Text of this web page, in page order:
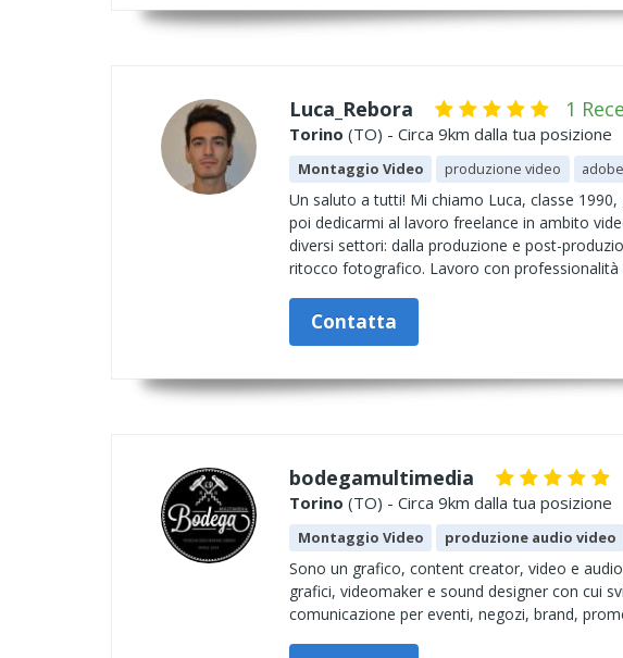
Luca_Rebora 1
Torino (TO) - Circa 9km dalla tua posizione
Montaggio Video produzione video
Un saluto a tutti! Mi chiamo Luca, classe
poi dedicarmi al lavoro freelance in ambito
diversi settori: dalla produzione e post-
ritocco fotografico. Lavoro con professionalità
Contatta
bodegamultimedia
Torino (TO) - Circa 9km dalla tua posizione
Montaggio Video produzione audio video
Sono un grafico, content creator, video e
grafici, videomaker e sound designer con cui
comunicazione per eventi, negozi, brand,